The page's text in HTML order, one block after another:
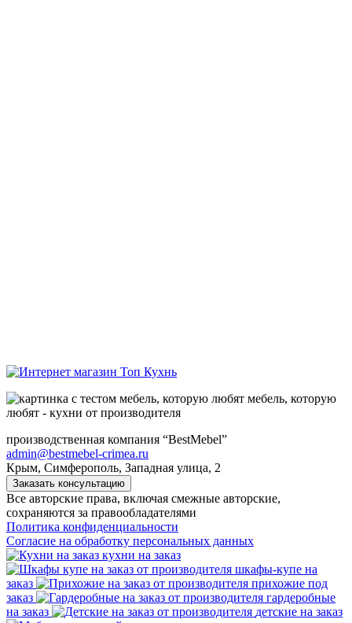
мебель, которую
любят - кухни от производителя
производственная компания “BestMebel”
admin@bestmebel-crimea.ru
Крым, Симферополь, Западная улица, 2
Заказать консультацию
Все авторские права, включая смежные авторские,
сохраняются за правообладателями
Политика конфиденциальности
Согласие на обработку персональных данных
кухни на заказ
шкафы-купе на
заказ
прихожие под
заказ
гардеробные
на заказ
детские на заказ